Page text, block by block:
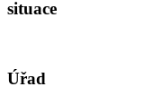
situace
Úřad